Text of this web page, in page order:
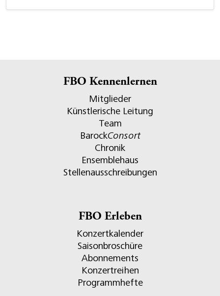
FBO Kennenlernen
Mitglieder
Künstlerische Leitung
Team
BarockConsort
Chronik
Ensemblehaus
Stellenausschreibungen
FBO Erleben
Konzertkalender
Saisonbroschüre
Abonnements
Konzertreihen
Programmhefte